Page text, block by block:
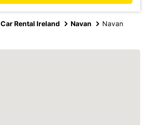
Car Rental Ireland Navan Navan